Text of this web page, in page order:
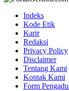
Indeks
Kode Etik
Karir
Redaksi
Privacy Policy
Disclaimer
Tentang Kami
Kontak Kami
Form